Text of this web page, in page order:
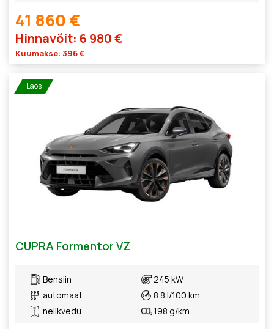
41 860 €
Hinnavõit: 6 980 €
Kuumakse: 396 €
Laos
CUPRA Formentor VZ
Bensiin
automaat
nelikvedu
245 kW
8.8 l/100 km
198 g/km